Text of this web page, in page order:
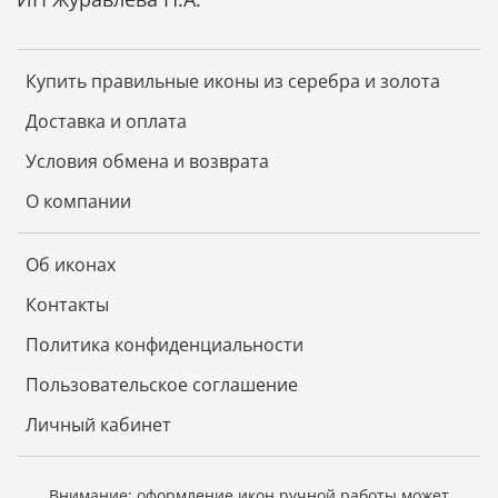
орнаментом.
К каждой иконе прилагается номерное
свидетельство с полной информацией о ней.
Икона - лучший подарок, потому что, даря
икону, мы выражаем человеку высшую степень
христианской любви – пожелание спасения
Купить правильные иконы из серебра и золота
Доставка и оплата
Условия обмена и возврата
О компании
Об иконах
Контакты
Политика конфиденциальности
Пользовательское соглашение
Личный кабинет